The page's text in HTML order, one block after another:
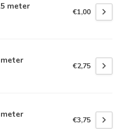
meter
€1,00
€2,75
€3,75